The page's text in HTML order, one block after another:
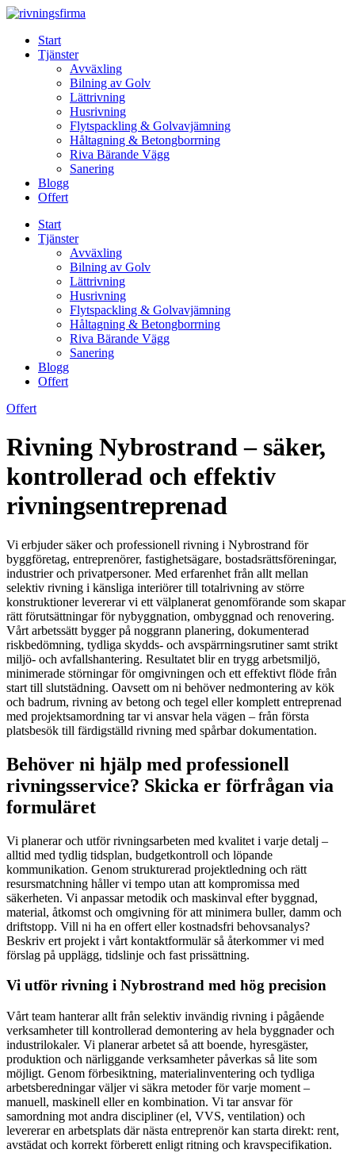
Skip
contentStart
Tjänster
Avväxling
Bilning av Golv
Lättrivning
Husrivning
Flytspackling & Golvavjämning
Håltagning & Betongborrning
Riva Bärande Vägg
Sanering
Blogg
Offert
Start
Tjänster
Avväxling
Bilning av Golv
Lättrivning
Husrivning
Flytspackling & Golvavjämning
Håltagning & Betongborrning
Riva Bärande Vägg
Sanering
Blogg
Offert
Offert
Rivning Nybrostrand – säker,
kontrollerad och effektiv
rivningsentreprenad
Vi erbjuder säker och professionell rivning i Nybrostrand för
byggföretag, entreprenörer, fastighetsägare, bostadsrättsföreningar,
industrier och privatpersoner. Med erfarenhet från allt mellan
selektiv rivning i känsliga interiörer till totalrivning av större
konstruktioner levererar vi ett välplanerat genomförande som skapar
rätt förutsättningar för nybyggnation, ombyggnad och renovering.
Vårt arbetssätt bygger på noggrann planering, dokumenterad
riskbedömning, tydliga skydds- och avspärrningsrutiner samt strikt
miljö- och avfallshantering. Resultatet blir en trygg arbetsmiljö,
minimerade störningar för omgivningen och ett effektivt flöde från
start till slutstädning. Oavsett om ni behöver nedmontering av kök
och badrum, rivning av betong och tegel eller komplett entreprenad
med projektsamordning tar vi ansvar hela vägen – från första
platsbesök till färdigställd rivning med spårbar dokumentation.
Behöver ni hjälp med professionell
rivningsservice? Skicka er förfrågan via
formuläret
Vi planerar och utför rivningsarbeten med kvalitet i varje detalj –
alltid med tydlig tidsplan, budgetkontroll och löpande
kommunikation. Genom strukturerad projektledning och rätt
resursmatchning håller vi tempo utan att kompromissa med
säkerheten. Vi anpassar metodik och maskinval efter byggnad,
material, åtkomst och omgivning för att minimera buller, damm och
driftstopp. Vill ni ha en offert eller kostnadsfri behovsanalys?
Beskriv ert projekt i vårt kontaktformulär så återkommer vi med
förslag på upplägg, tidslinje och fast prissättning.
Vi utför rivning i Nybrostrand med hög precision
Vårt team hanterar allt från selektiv invändig rivning i pågående
verksamheter till kontrollerad demontering av hela byggnader och
industrilokaler. Vi planerar arbetet så att boende, hyresgäster,
produktion och närliggande verksamheter påverkas så lite som
möjligt. Genom förbesiktning, materialinventering och tydliga
arbetsberedningar väljer vi säkra metoder för varje moment –
manuell, maskinell eller en kombination. Vi tar ansvar för
samordning mot andra discipliner (el, VVS, ventilation) och
levererar en arbetsplats där nästa entreprenör kan starta direkt: rent,
avstädat och korrekt förberett enligt ritning och kravspecifikation.